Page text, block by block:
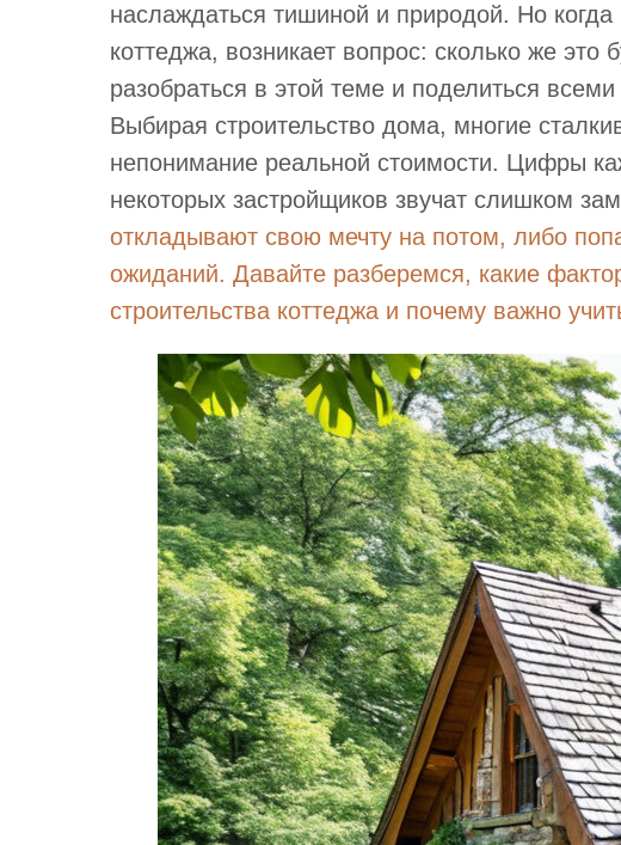
наслаждаться тишиной и природой. Но когда
коттеджа, возникает вопрос: сколько же
разобраться в этой теме и поделиться
Выбирая строительство дома, многие
непонимание реальной стоимости. Цифры
некоторых застройщиков звучат слишком
откладывают свою мечту на потом, либо
ожиданий. Давайте разберемся, какие
строительства коттеджа и почему важно